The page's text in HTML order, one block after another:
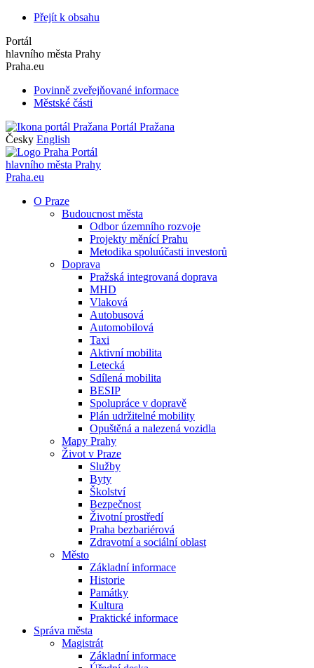
Přejít k obsahu
Portál
hlavního města Prahy
Praha.eu
Povinně zveřejňované informace
Městské části
Portál Pražana
Česky English
Portál
hlavního města Prahy
Praha.eu
O Praze
Budoucnost města
Odbor územního rozvoje
Projekty měnící Prahu
Metodika spoluúčasti investorů
Doprava
Pražská integrovaná doprava
MHD
Vlaková
Autobusová
Automobilová
Taxi
Aktivní mobilita
Letecká
Sdílená mobilita
BESIP
Spolupráce v dopravě
Plán udržitelné mobility
Opuštěná a nalezená vozidla
Mapy Prahy
Život v Praze
Služby
Byty
Školství
Bezpečnost
Životní prostředí
Praha bezbariérová
Zdravotní a sociální oblast
Město
Základní informace
Historie
Památky
Kultura
Praktické informace
Správa města
Magistrát
Základní informace